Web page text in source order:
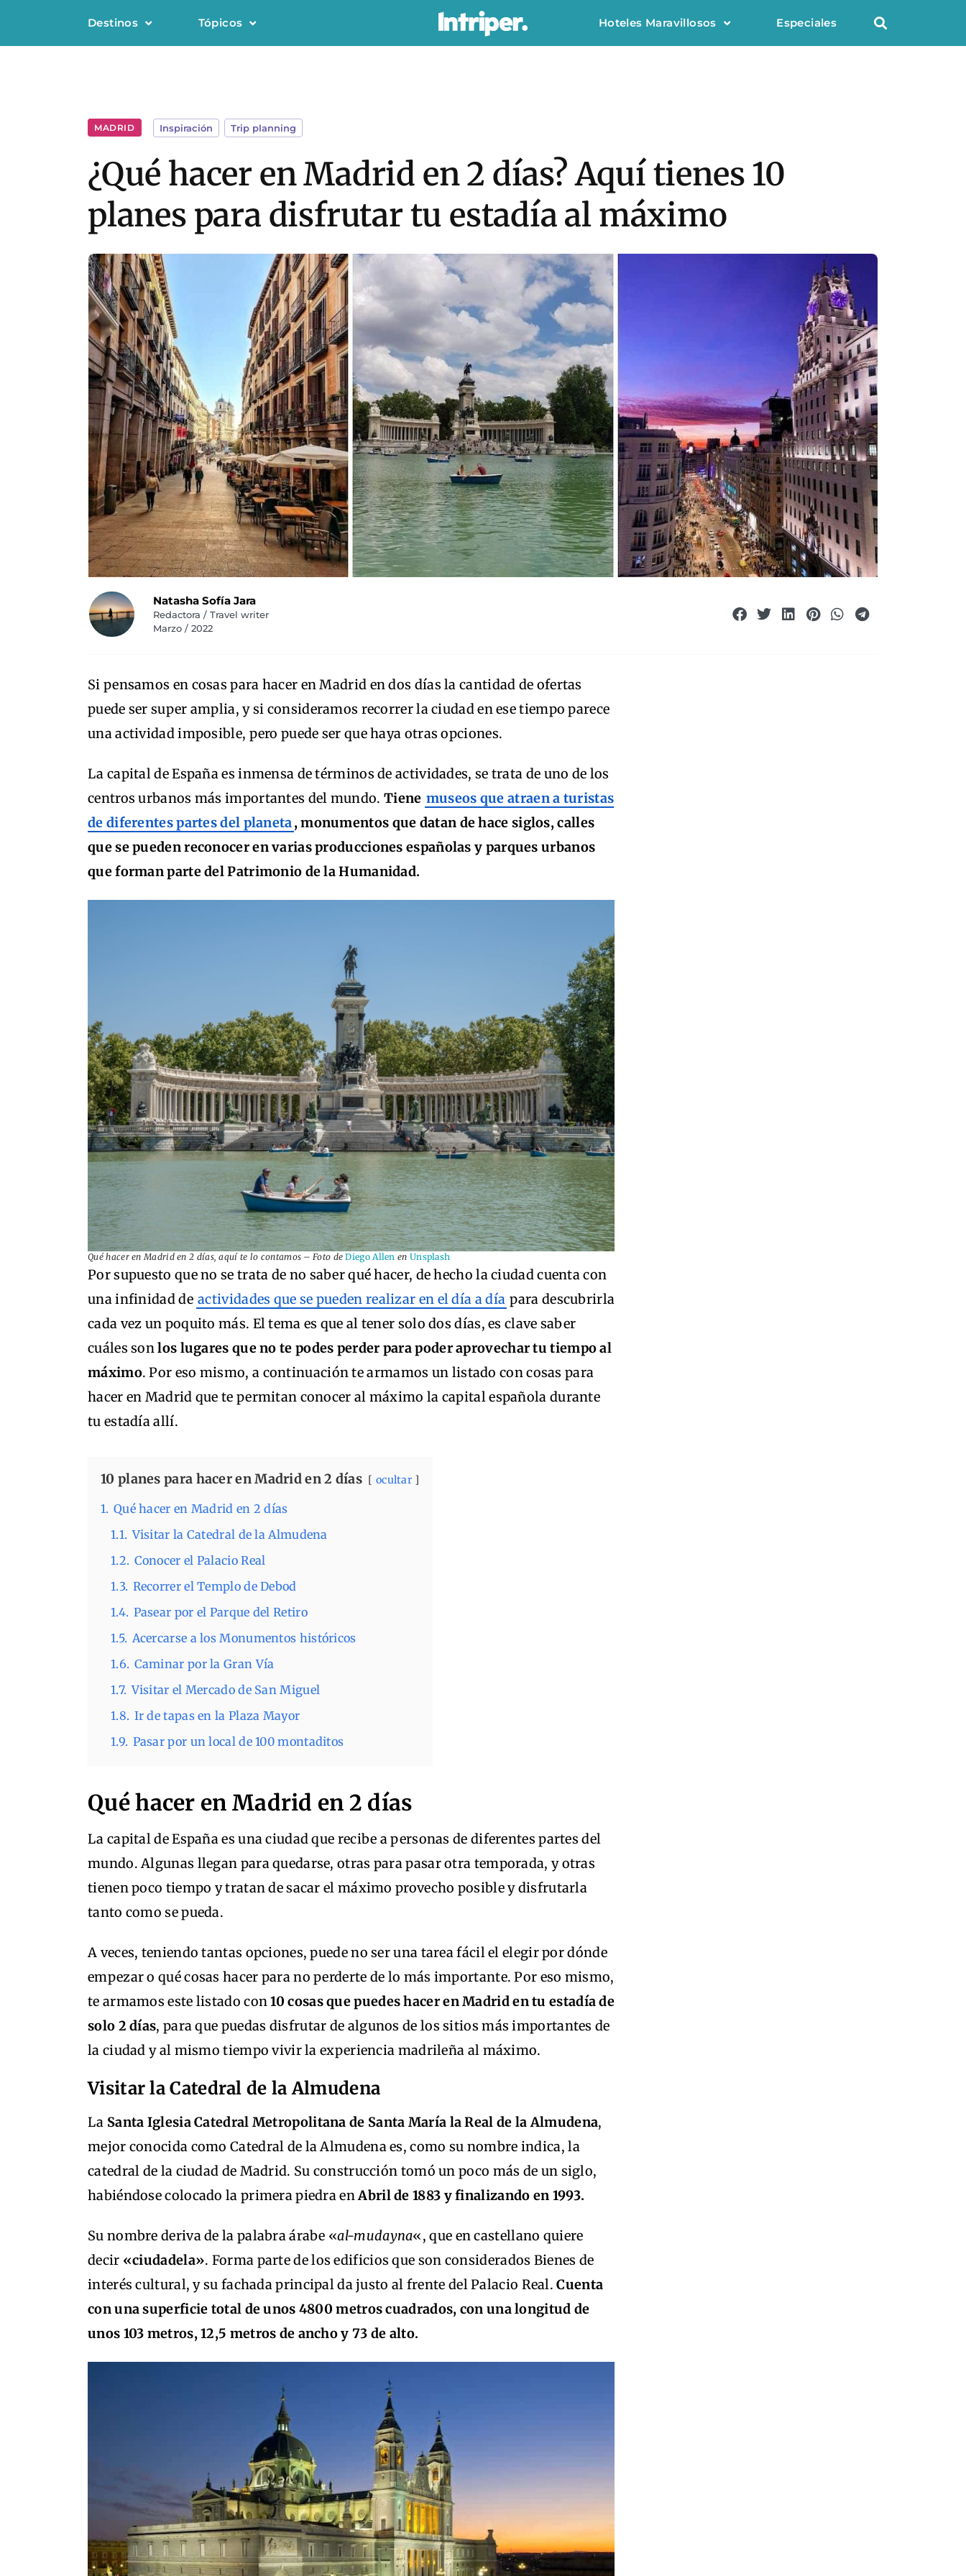
Destinos Tópicos Hoteles Maravillosos Especiales
MADRID Inspiración Trip planning
¿Qué hacer en Madrid en 2 días? Aquí tienes 10
planes para disfrutar tu estadía al máximo
Natasha Sofía Jara
Redactora / Travel writer
Marzo / 2022
Si pensamos en cosas para hacer en Madrid en dos días la cantidad de ofertas
puede ser super amplia, y si consideramos recorrer la ciudad en ese tiempo parece
una actividad imposible, pero puede ser que haya otras opciones.
La capital de España es inmensa de términos de actividades, se trata de uno de los
centros urbanos más importantes del mundo. Tiene museos que atraen a turistas
de diferentes partes del planeta, monumentos que datan de hace siglos, calles
que se pueden reconocer en varias producciones españolas y parques urbanos
que forman parte del Patrimonio de la Humanidad.
Qué hacer en Madrid en 2 días, aquí te lo contamos –Foto deDiego Allen en Unsplash
Por supuesto que no se trata de no saber qué hacer, de hecho la ciudad cuenta con
una infinidad de actividades que se pueden realizar en el día a día para descubrirla
cada vez un poquito más. El tema es que al tener solo dos días, es clave saber
cuáles sonlos lugares que no te podes perder para poder aprovechar tu tiempo al
máximo. Por eso mismo, a continuación te armamos un listado con cosas para
hacer en Madrid que te permitan conocer al máximo la capital española durante
tu estadía allí.
10 planes para hacer en Madrid en 2 días ocultar
1. Qué hacer en Madrid en 2 días
1.1. Visitar la Catedral de la Almudena
1.2. Conocer el Palacio Real
1.3. Recorrer el Templo de Debod
1.4. Pasear por el Parque del Retiro
1.5. Acercarse a los Monumentos históricos
1.6. Caminar por la Gran Vía
1.7. Visitar el Mercado de San Miguel
1.8. Ir de tapas en la Plaza Mayor
1.9. Pasar por un local de 100 montaditos
Qué hacer en Madrid en 2 días
La capital de España es una ciudad que recibe a personas de diferentes partes del
mundo. Algunas llegan para quedarse, otras para pasar otra temporada, y otras
tienen poco tiempo y tratan de sacar el máximo provecho posible y disfrutarla
tanto como se pueda.
A veces, teniendo tantas opciones, puede no ser una tarea fácil el elegir por dónde
empezar o qué cosas hacer para no perderte de lo más importante. Por eso mismo,
te armamos este listado con10 cosas que puedes hacer en Madrid en tu estadía de
solo 2 días, para que puedas disfrutar de algunos de los sitios más importantes de
la ciudad y al mismo tiempo vivir la experiencia madrileña al máximo.
Visitar la Catedral de la Almudena
La Santa Iglesia Catedral Metropolitana de Santa María la Real de la Almudena,
mejor conocida como Catedral de la Almudena es, como su nombre indica, la
catedral de la ciudad de Madrid. Su construcción tomó un poco más de un siglo,
habiéndose colocado la primera piedra enAbril de 1883 y finalizando en 1993.
Su nombre deriva de la palabra árabe «al-mudayna«, que en castellano quiere
decir «ciudadela». Forma parte de los edificios que son considerados Bienes de
interés cultural, y su fachada principal da justo al frente del Palacio Real.Cuenta
con una superficie total de unos 4800 metros cuadrados, con una longitud de
unos 103 metros, 12,5 metros de ancho y 73 de alto.